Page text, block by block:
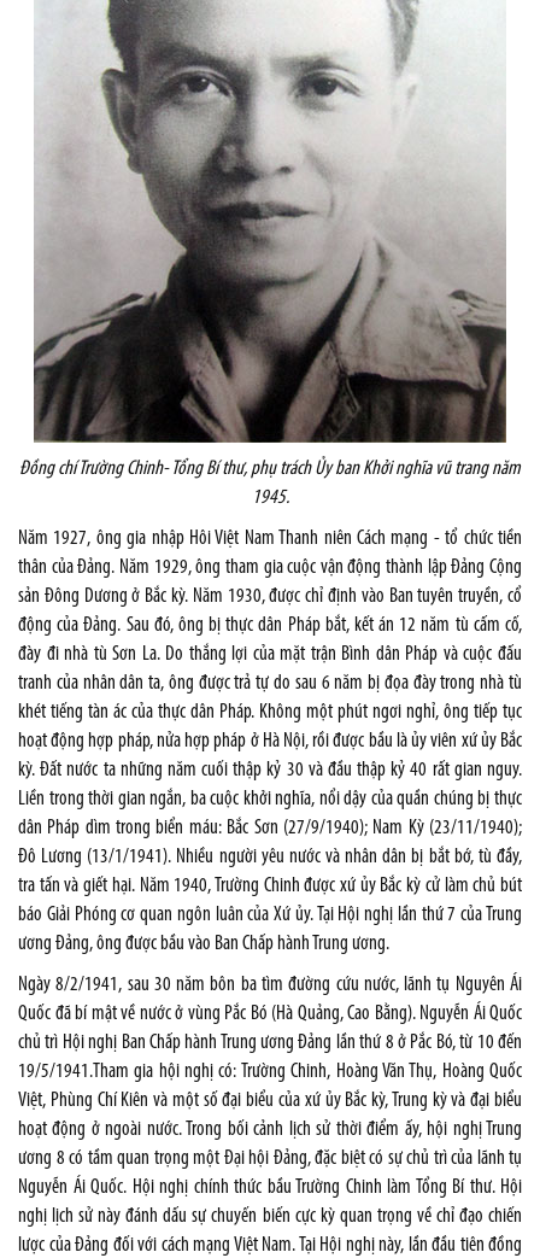
Đồng chí Trường Chinh- Tổng Bí thư, phụ trách Ủy ban Khởi nghĩa vũ trangnăm
1945.
Năm 1927, ông gia nhập Hôi Việt Nam Thanh niên Cách mạng - tổ chức tiền
thân của Đảng. Năm 1929, ông tham gia cuộc vận động thành lập Đảng Cộng
sản Đông Dương ở Bắc kỳ. Năm 1930, được chỉ định vào Ban tuyên truyền, cổ
động của Đảng. Sau đó, ông bị thực dân Pháp bắt, kết án 12 năm tù cấm cố,
đày đi nhà tù Sơn La. Do thắng lợi của mặt trận Bình dân Pháp và cuộc đấu
tranh của nhân dân ta, ông được trả tự do sau 6 năm bị đọa đày trong nhà tù
khét tiếng tàn ác của thực dân Pháp. Không một phút ngơi nghỉ, ông tiếp tục
hoạt động hợp pháp, nửa hợp pháp ở Hà Nội, rồi được bầu là ủy viên xứ ủy Bắc
kỳ. Đất nước ta những năm cuối thập kỷ 30 và đầu thập kỷ 40 rất gian nguy.
Liền trong thời gian ngắn, ba cuộc khởi nghĩa, nổi dậy của quần chúng bị thực
dân Pháp dìm trong biển máu: Bắc Sơn (27/9/1940); Nam Kỳ (23/11/1940);
Đô Lương (13/1/1941). Nhiều người yêu nước và nhân dân bị bắt bớ, tù đầy,
tra tấn và giết hại. Năm 1940, Trường Chinh được xứ ủy Bắc kỳ cử làm chủ bút
báo Giải Phóng cơ quan ngôn luân của Xứ ủy. Tại Hội nghị lần thứ 7 của Trung
ương Đảng, ông được bầu vào Ban Chấp hành Trung ương.
Ngày 8/2/1941, sau 30 năm bôn ba tìm đường cứu nước, lãnh tụ Nguyên Ái
Quốc đã bí mật về nước ở vùng Pắc Bó (Hà Quảng, Cao Bằng). Nguyễn Ái Quốc
chủ trì Hội nghị Ban Chấp hành Trung ương Đảng lần thứ 8 ở Pắc Bó, từ 10 đến
19/5/1941.Tham gia hội nghị có: Trường Chinh, Hoàng Văn Thụ, Hoàng Quốc
Việt, Phùng Chí Kiên và một số đại biểu của xứ ủy Bắc kỳ, Trung kỳ và đại biểu
hoạt động ở ngoài nước. Trong bối cảnh lịch sử thời điểm ấy, hội nghị Trung
ương 8 có tầm quan trọng một Đại hội Đảng, đặc biệt có sự chủ trì của lãnh tụ
Nguyễn Ái Quốc. Hội nghị chính thức bầu Trường Chinh làm Tổng Bí thư. Hội
nghị lịch sử này đánh dấu sự chuyến biến cực kỳ quan trọng về chỉ đạo chiến
lược của Đảng đối với cách mạng Việt Nam. Tại Hội nghị này, lần đầu tiên đồng